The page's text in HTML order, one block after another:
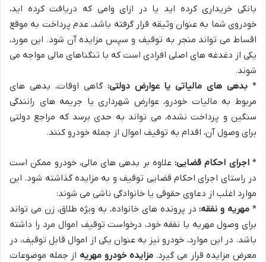
بانکی خریداری کرده اید یا در ازای وامی که دریافت کرده اید،
خودروی شما به عنوان وثیقه قرار گرفته باشد، عدم پرداخت به موقع
اقساط می تواند منجر به توقیف و سپس مزایده آن شود. این مورد،
یکی از دغدغه های اصلی افرادی است که با تنگناهای مالی مواجه می
شوند.
* بدهی های مالیاتی یا عوارض دولتی: گاهی اوقات، بدهی های
مربوط به مالیات خودرو، عوارض شهرداری یا جریمه های رانندگی
سنگین و پرداخت نشده، می تواند به حدی برسد که مراجع دولتی
برای وصول آن، اقدام به توقیف اموال از جمله خودرو کنند.
*اجرای احکام قضایی:علاوه بر بدهی های مالی، خودرو ممکن است
در راستای اجرای احکام قضایی توقیف و به مزایده گذاشته شود. این
موارد اغلب از دعاوی حقوقی یا خانوادگی ناشی می شوند:
* مهریه و نفقه:در پرونده های خانواده، به ویژه طلاق، زن می تواند
برای وصول مهریه یا نفقه خود، درخواست توقیف اموال مرد را داشته
باشد. در این موارد، خودرو نیز به عنوان یکی از اموال قابل توقیف، در
معرض مزایده قرار می گیرد.مزایده خودرو مهریه از جمله موضوعات